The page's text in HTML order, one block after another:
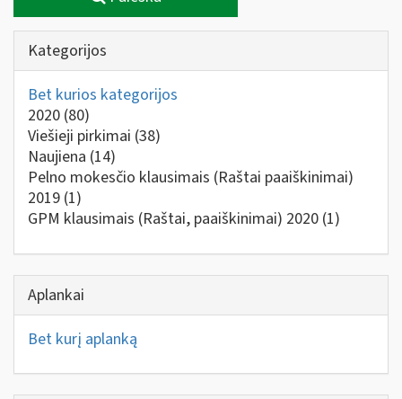
Kategorijos
Bet kurios kategorijos
2020 (80)
Viešieji pirkimai (38)
Naujiena (14)
Pelno mokesčio klausimais (Raštai paaiškinimai)
2019 (1)
GPM klausimais (Raštai, paaiškinimai) 2020 (1)
Aplankai
Bet kurį aplanką